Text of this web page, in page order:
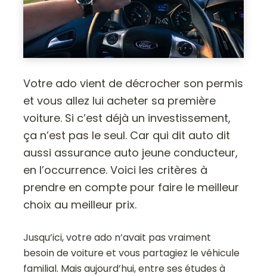
Votre ado vient de décrocher son permis
et vous allez lui acheter sa première
voiture. Si c’est déjà un investissement,
ça n’est pas le seul. Car qui dit auto dit
aussi assurance auto jeune conducteur,
en l’occurrence. Voici les critères à
prendre en compte pour faire le meilleur
choix au meilleur prix.
Jusqu’ici, votre ado n’avait pas vraiment
besoin de voiture et vous partagiez le véhicule
familial. Mais aujourd’hui, entre ses études à